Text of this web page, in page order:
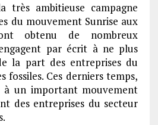
très ambitieuse campagne
du mouvement Sunrise aux
obtenu de nombreux
par écrit à ne plus
la part des entreprises du
fossiles. Ces derniers temps,
à un important mouvement
des entreprises du secteur